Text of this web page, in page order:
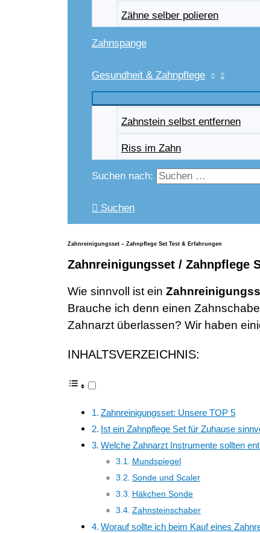
Zähne selber polieren
Zahnspange
Gesundheit & Zahnpflege
Zahnstein selbst entfernen
Riss im Zahn
Suchen nach:
Suchen
Zahnreinigungsset – Zahnpflege Set Test & Erfahrungen
Zahnreinigungsset / Zahnpflege
Wie sinnvoll ist ein
Brauche ich denn einen
Zahnarzt überlassen? Wir haben
INHALTSVERZEICHNIS:
Zahnreinigungsset: Unsere TOP 5
Ist ein Zahnpflege Set für Zuhause
Welche Zahnarzt Instrumente sollten
Mundspiegel
Sonde und Scaler
Häkchen Sonde
Zahnsteinschaber
Worauf sollte ich beim Kauf eines